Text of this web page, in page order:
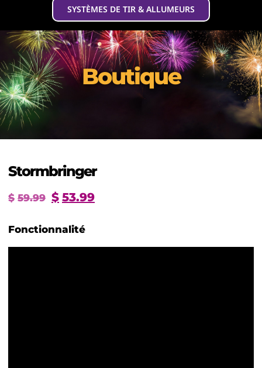
SYSTÈMES DE TIR & ALLUMEURS
Boutique
Stormbringer
$ 59.99 $ 53.99
Fonctionnalité